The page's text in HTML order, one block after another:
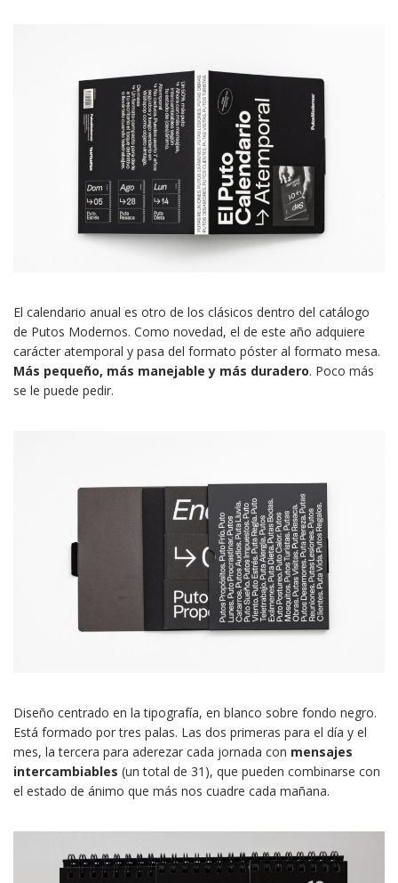
El calendario anual es otro de los clásicos dentro del catálogo
de Putos Modernos. Como novedad, el de este año adquiere
carácter atemporal y pasa del formato póster al formato mesa.
Más pequeño, más manejable y más duradero. Poco más
se le puede pedir.
Diseño centrado en la tipografía, en blanco sobre fondo negro.
Está formado por tres palas. Las dos primeras para el día y el
mes, la tercera para aderezar cada jornada con mensajes
intercambiables (un total de 31), que pueden combinarse con
el estado de ánimo que más nos cuadre cada mañana.